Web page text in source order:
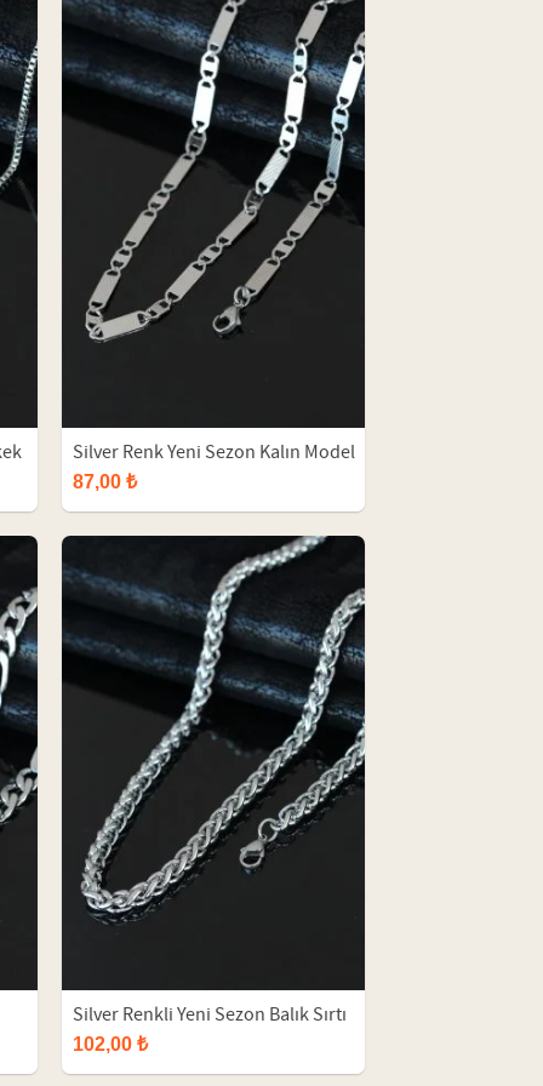
Silver Renk Yeni Sezon Kalın Model
Çelik Erkek Kolye
87,00 ₺
Silver Renkli Yeni Sezon Balık Sırtı
Model Çelik Erkek Kolye
102,00 ₺